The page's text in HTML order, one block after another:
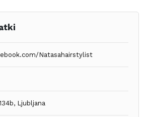
Natasahairstylist
, Ljubljana